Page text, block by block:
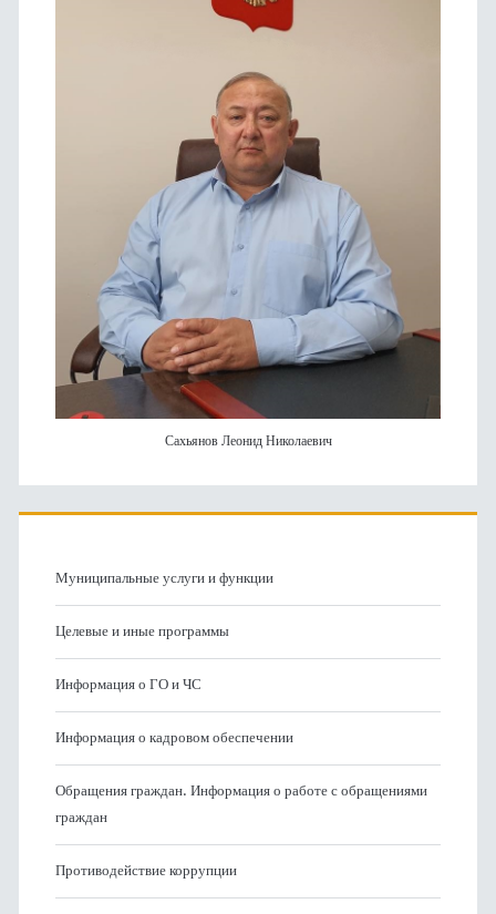
Сахьянов Леонид Николаевич
Муниципальные услуги и функции
Целевые и иные программы
Информация о ГО и ЧС
Информация о кадровом обеспечении
Обращения граждан. Информация о работе с обращениями
граждан
Противодействие коррупции